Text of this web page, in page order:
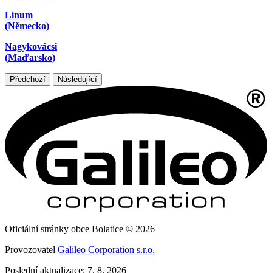
Linum
(Německo)
Nagykovácsi
(Maďarsko)
Předchozí Následující
Oficiální stránky obce Bolatice © 2026
Provozovatel Galileo Corporation s.r.o.
Poslední aktualizace: 7. 8. 2026